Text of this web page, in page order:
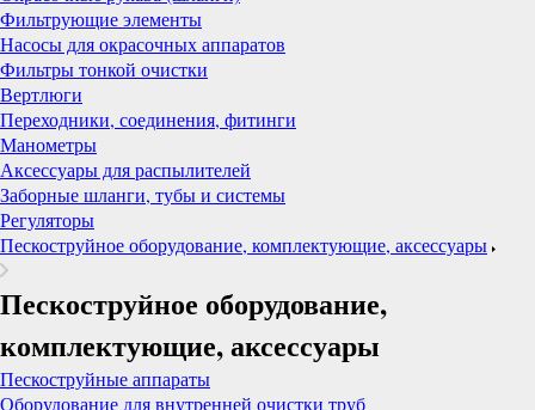
Фильтрующие элементы
Насосы для окрасочных аппаратов
Фильтры тонкой очистки
Вертлюги
Переходники, соединения, фитинги
Манометры
Аксессуары для распылителей
Заборные шланги, тубы и системы
Регуляторы
Пескоструйное оборудование, комплектующие, аксессуары
Пескоструйное оборудование,
комплектующие, аксессуары
Пескоструйные аппараты
Оборудование для внутренней очистки труб